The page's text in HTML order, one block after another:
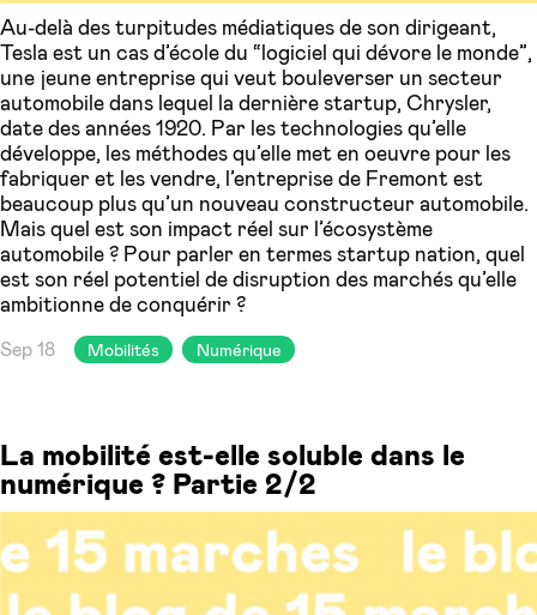
Au-delà des turpitudes médiatiques de son dirigeant,
Tesla est un cas d’école du “logiciel qui dévore le monde”,
une jeune entreprise qui veut bouleverser un secteur
automobile dans lequel la dernière startup, Chrysler,
date des années 1920. Par les technologies qu’elle
développe, les méthodes qu’elle met en oeuvre pour les
fabriquer et les vendre, l’entreprise de Fremont est
beaucoup plus qu’un nouveau constructeur automobile.
Mais quel est son impact réel sur l’écosystème
automobile ? Pour parler en termes startup nation, quel
est son réel potentiel de disruption des marchés qu’elle
ambitionne de conquérir ?
Sep 18 Mobilités Numérique
La mobilité est-elle soluble dans le
numérique ? Partie 2/2